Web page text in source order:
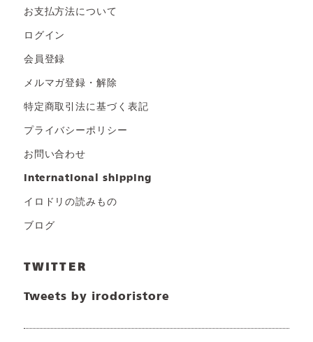
お支払方法について
ログイン
会員登録
メルマガ登録・解除
特定商取引法に基づく表記
プライバシーポリシー
お問い合わせ
international shipping
イロドリの読みもの
ブログ
TWITTER
Tweets by irodoristore